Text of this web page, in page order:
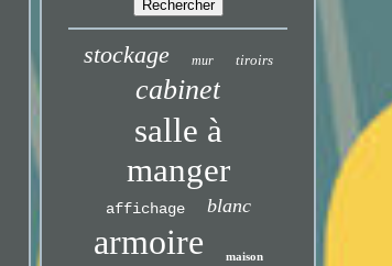
stockage mur tiroirs
cabinet
salle à
manger
affichage blanc
armoire maison